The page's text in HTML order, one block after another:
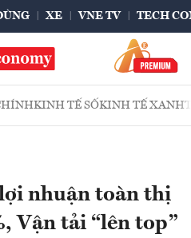
XE VNE TV TECH
KINH TẾ SỐKINH TẾ XANH
nhuận toàn thị
Vận tải “lên top”